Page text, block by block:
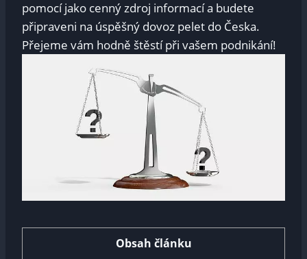
pomocí jako cenný zdroj informací a budete
připraveni na úspěšný dovoz pelet do Česka.
Přejeme vám hodně štěstí při vašem podnikání!
Obsah článku